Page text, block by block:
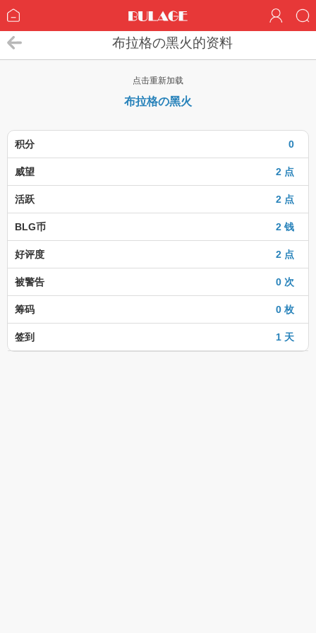
布拉格の黑火的资料
点击重新加载
布拉格の黑火
0
积分
2 点
威望
2 点
活跃
2 钱
BLG币
2 点
好评度
0 次
被警告
0 枚
筹码
1 天
签到